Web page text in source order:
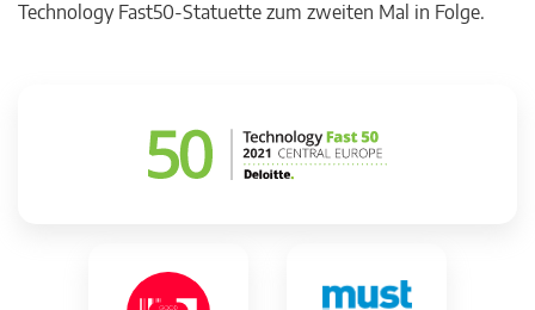
Technology Fast50-Statuette zum zweiten Mal in Folge.